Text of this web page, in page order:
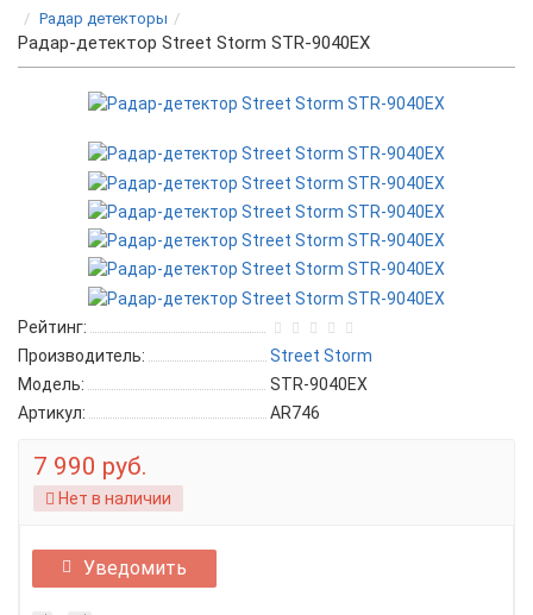
Радар детекторы
Радар-детектор Street Storm STR-9040EX
Рейтинг:
Производитель:
Street Storm
Модель:
STR-9040EX
Артикул:
AR746
7 990 руб.
Нет в наличии
Уведомить